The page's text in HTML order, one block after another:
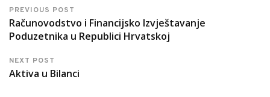
PREVIOUS POST
Računovodstvo i Financijsko Izvještavanje
Poduzetnika u Republici Hrvatskoj
NEXT POST
Aktiva u Bilanci